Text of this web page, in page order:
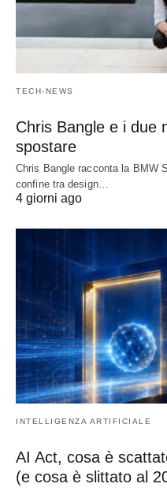
TECH-NEWS
Chris Bangle e i due
spostare
Chris Bangle racconta la BMW
confine tra design…
4 giorni ago
INTELLIGENZA ARTIFICIALE
AI Act, cosa è
(e cosa è slittato al